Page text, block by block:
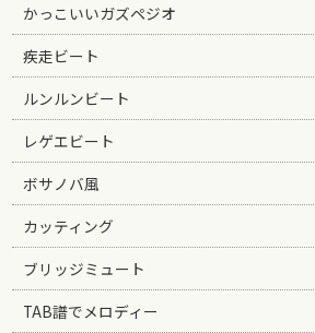
かっこいいガズペジオ
疾走ビート
ルンルンビート
レゲエビート
ボサノバ風
カッティング
ブリッジミュート
TAB譜でメロディー